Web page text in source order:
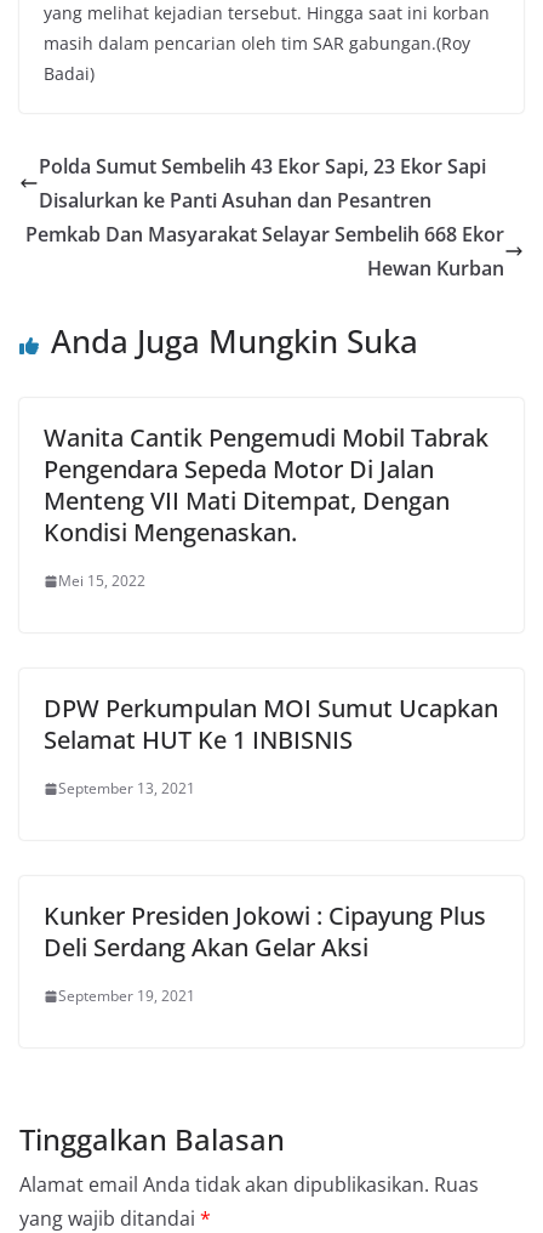
yang melihat kejadian tersebut. Hingga saat ini korban
masih dalam pencarian oleh tim SAR gabungan.(Roy
Badai)
Polda Sumut Sembelih 43 Ekor Sapi, 23 Ekor Sapi
Disalurkan ke Panti Asuhan dan Pesantren
Pemkab Dan Masyarakat Selayar Sembelih 668 Ekor
Hewan Kurban
Anda Juga Mungkin Suka
Wanita Cantik Pengemudi Mobil Tabrak
Pengendara Sepeda Motor Di Jalan
Menteng VII Mati Ditempat, Dengan
Kondisi Mengenaskan.
Mei 15, 2022
DPW Perkumpulan MOI Sumut Ucapkan
Selamat HUT Ke 1 INBISNIS
September 13, 2021
Kunker Presiden Jokowi : Cipayung Plus
Deli Serdang Akan Gelar Aksi
September 19, 2021
Tinggalkan Balasan
Alamat email Anda tidak akan dipublikasikan. Ruas
yang wajib ditandai *